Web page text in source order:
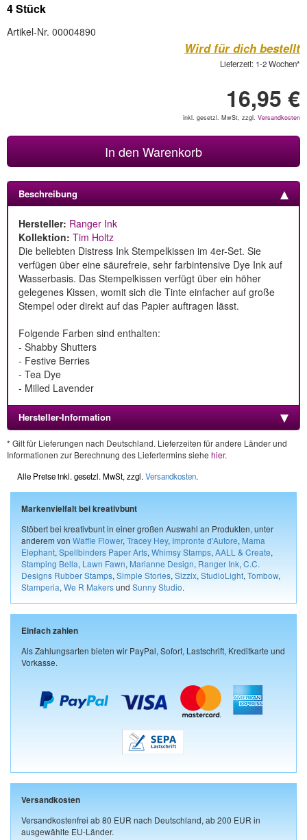
4 Stück
Artikel-Nr. 00004890
Wird für dich bestellt
Lieferzeit: 1-2 Wochen*
16,95 €
inkl. gesetzl. MwSt, zzgl. Versandkosten
In den Warenkorb
Beschreibung
Hersteller: Ranger Ink
Kollektion: Tim Holtz
Die beliebten Distress Ink Stempelkissen im 4er-Set. Sie
verfügen über eine säurefreie, sehr farbintensive Dye Ink auf
Wasserbasis. Das Stempelkissen verfügt über ein höher
gelegenes Kissen, womit sich die Tinte einfacher auf große
Stempel oder direkt auf das Papier auftragen lässt.
Folgende Farben sind enthalten:
- Shabby Shutters
- Festive Berries
- Tea Dye
- Milled Lavender
Hersteller-Information
* Gilt für Lieferungen nach Deutschland. Lieferzeiten für andere Länder und
Informationen zur Berechnung des Liefertermins siehe hier.
Alle Preise inkl. gesetzl. MwSt, zzgl. Versandkosten.
Markenvielfalt bei kreativbunt
Stöbert bei kreativbunt in einer großen Auswahl an Produkten, unter
anderem von Waffle Flower, Tracey Hey, Impronte d'Autore, Mama
Elephant, Spellbinders Paper Arts, Whimsy Stamps, AALL & Create,
Stamping Bella, Lawn Fawn, Marianne Design, Ranger Ink, C.C.
Designs Rubber Stamps, Simple Stories, Sizzix, StudioLight, Tombow,
Stamperia, We R Makersund Sunny Studio.
Einfach zahlen
Als Zahlungsarten bieten wir PayPal, Sofort, Lastschrift, Kreditkarte und
Vorkasse.
Versandkosten
Versandkostenfrei ab 80 EUR nach Deutschland, ab 200 EUR in
ausgewählte EU-Länder.